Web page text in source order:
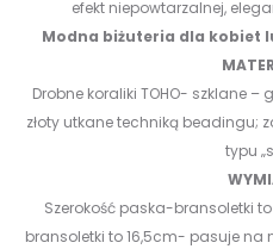
efekt niepowtarzalnej,
Modna biżuteria dla kobiet
Drobne koraliki TOHO- szklane
złoty utkane techniką beadingu;
typu
Szerokość paska-bransoletki
bransoletki to 16,5cm- pasuje